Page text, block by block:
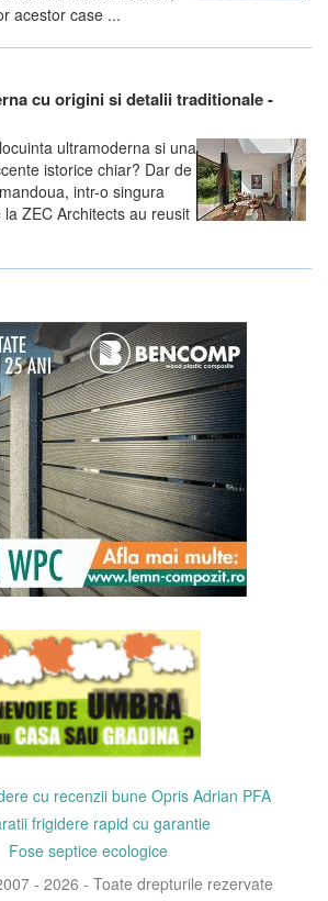
acestor case ...
cu origini si detalii traditionale -
ultramoderna si una
istorice chiar? Dar de
intr-o singura
ZEC Architects au reusit
cu recenzii bune Opris Adrian PFA
frigidere rapid cu garantie
Fose septice ecologice
- 2026 - Toate drepturile rezervate